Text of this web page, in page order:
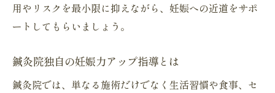
用やリスクを最小限に抑えながら、妊娠への近道をサポ
ートしてもらいましょう。
鍼灸院独自の妊娠力アップ指導とは
鍼灸院では、単なる施術だけでなく生活習慣や食事、セ